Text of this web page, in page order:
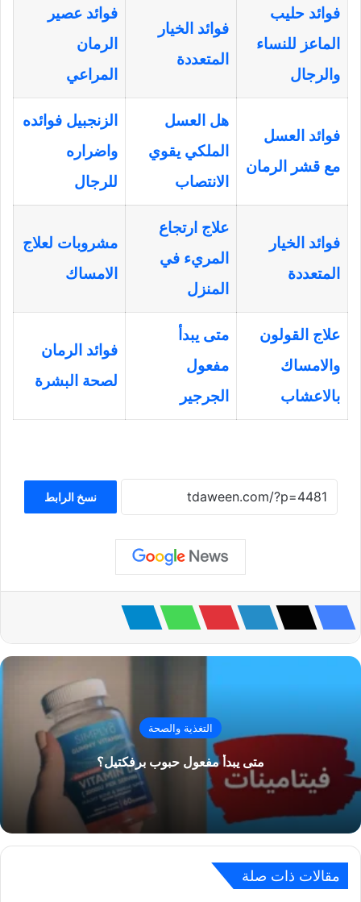
فوائد حليب
الماعز للنساء
والرجال
فوائد الخيار
المتعددة
فوائد عصير
الرمان
المراعي
فوائد العسل
مع قشر الرمان
هل العسل
الملكي يقوي
الانتصاب
الزنجبيل فوائده
واضراره
للرجال
فوائد الخيار
المتعددة
علاج ارتجاع
المريء في
المنزل
مشروبات لعلاج
الامساك
علاج القولون
والامساك
بالاعشاب
متى يبدأ
مفعول
الجرجير
فوائد الرمان
لصحة البشرة
نسخ الرابط
التغذية والصحة
متى يبدأ مفعول حبوب برفكتيل؟
مقالات ذات صلة